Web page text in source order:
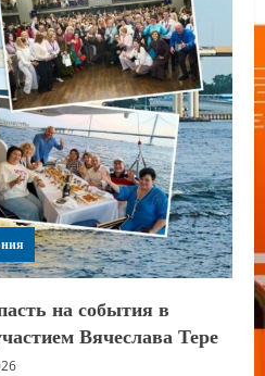
на события в
Вячеслава Тере